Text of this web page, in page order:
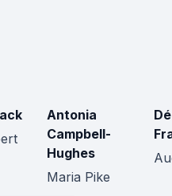
Antonia
Campbell-
Hughes
Maria Pike